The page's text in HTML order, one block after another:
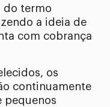
do termo
a ideia de
com cobrança
os
continuamente
pequenos